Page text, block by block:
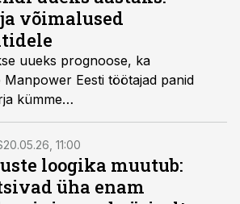
võimalused
uueks prognoose, ka
Eesti töötajad panid
kümme
ennustust.
20.05.26, 11:00
loogika muutub:
üha enam